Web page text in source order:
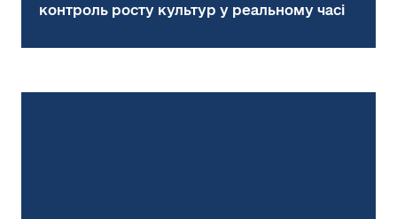
контроль росту культур у реальному часі